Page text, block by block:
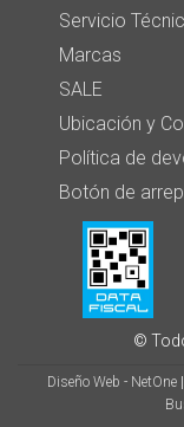
Servicio
Marcas
SALE
Ubicación y
Política de
Botón de
©
Diseño Web - NetOne